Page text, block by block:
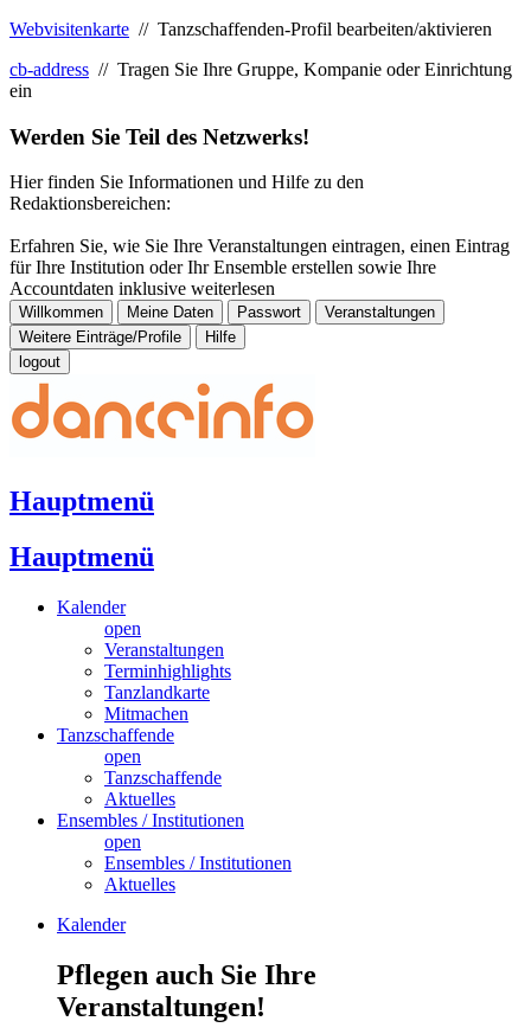
Webvisitenkarte // Tanzschaffenden-Profil bearbeiten/aktivieren
cb-address // Tragen Sie Ihre Gruppe, Kompanie oder Einrichtung
ein
Werden Sie Teil des Netzwerks!
Hier finden Sie Informationen und Hilfe zu den
Redaktionsbereichen:
Erfahren Sie, wie Sie Ihre Veranstaltungen eintragen, einen Eintrag
für Ihre Institution oder Ihr Ensemble erstellen sowie Ihre
Accountdaten inklusive weiterlesen
Willkommen Meine Daten Passwort
Veranstaltungen
Weitere Einträge/Profile
Hilfe
logout
Hauptmenü
Hauptmenü
Kalender
open
Veranstaltungen
Terminhighlights
Tanzlandkarte
Mitmachen
Tanzschaffende
open
Tanzschaffende
Aktuelles
Ensembles / Institutionen
open
Ensembles / Institutionen
Aktuelles
Kalender
Pflegen auch Sie Ihre
Veranstaltungen!